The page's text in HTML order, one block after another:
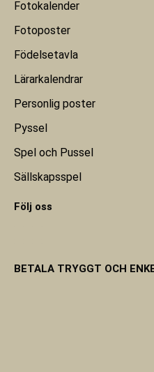
Fotokalender
Fotoposter
Födelsetavla
Lärarkalendrar
Personlig poster
Pyssel
Spel och Pussel
Sällskapsspel
Följ oss
BETALA TRYGGT OCH